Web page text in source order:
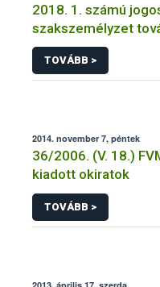
2018. 1. számú
szakszemélyzet
TOVÁBB >
2014. november 7, péntek
36/2006. (V. 18.)
kiadott okiratok
TOVÁBB >